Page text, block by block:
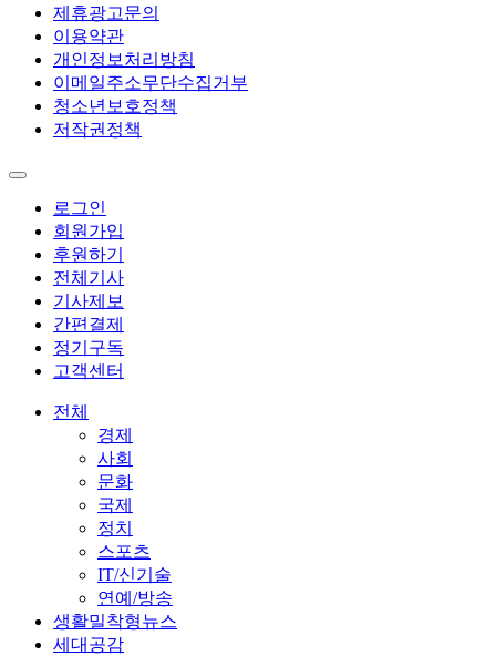
제휴광고문의
이용약관
개인정보처리방침
이메일주소무단수집거부
청소년보호정책
저작권정책
로그인
회원가입
후원하기
전체기사
기사제보
간편결제
정기구독
고객센터
전체
경제
사회
문화
국제
정치
스포츠
IT/신기술
연예/방송
생활밀착형뉴스
세대공감